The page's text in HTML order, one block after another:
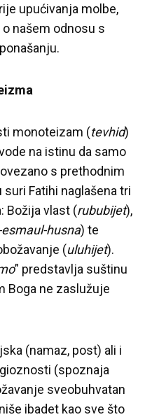
upućivanja molbe,
našem odnosu s
monoteizam (tevhid)
na istinu da samo
s prethodnim
Fatihi naglašena tri
Božija vlast (rububijet),
husna) te
(uluhijet).
” predstavlja suštinu
Boga ne zaslužuje
(namaz, post) ali i
(spoznaja
sveobuhvatan
ibadet kao sve što